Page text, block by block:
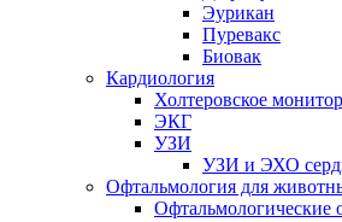
Эурикан
Пуревакс
Биовак
Кардиология
Холтеровское
ЭКГ
УЗИ
УЗИ и ЭХО
Офтальмология для
Офтальмологические